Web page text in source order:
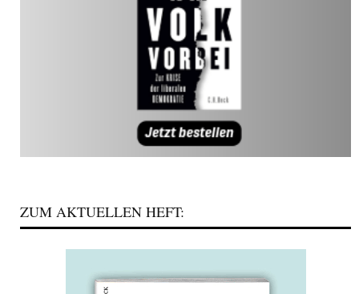
ZUM AKTUELLEN HEFT: